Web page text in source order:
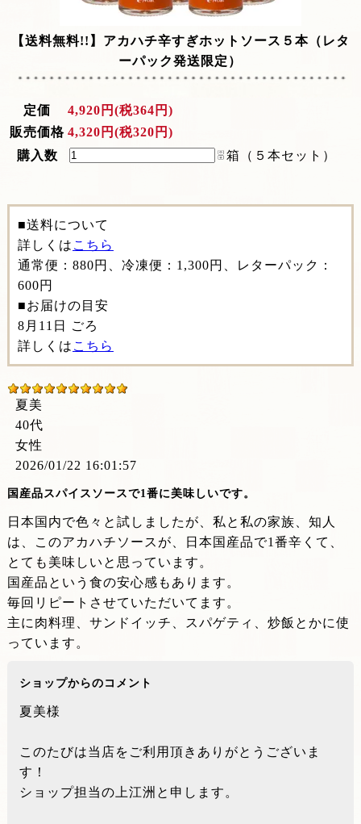
【送料無料!!】アカハチ辛すぎホットソース５本（レタ
ーパック発送限定）
定価
4,920円(税364円)
販売価格 4,320円(税320円)
購入数
箱（５本セット）
■送料について
詳しくは こちら
通常便：880円、冷凍便：1,300円、レターパック：
600円
■お届けの目安
8月11日 ごろ
詳しくは こちら
夏美
40代
女性
2026/01/22 16:01:57
国産品スパイスソースで1番に美味しいです。
日本国内で色々と試しましたが、私と私の家族、知人
は、このアカハチソースが、日本国産品で1番辛くて、
とても美味しいと思っています。
国産品という食の安心感もあります。
毎回リピートさせていただいてます。
主に肉料理、サンドイッチ、スパゲティ、炒飯とかに使
っています。
ショップからのコメント
夏美様
このたびは当店をご利用頂きありがとうございま
す！
ショップ担当の上江洲と申します。